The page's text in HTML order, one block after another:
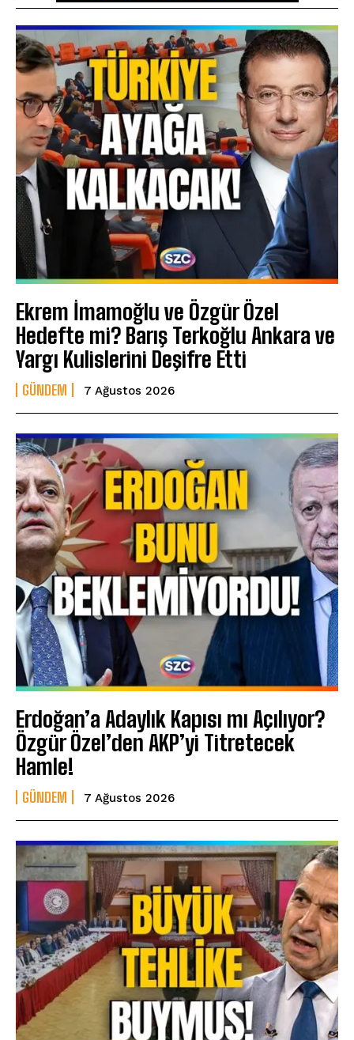
Ekrem İmamoğlu ve Özgür Özel
Hedefte mi? Barış Terkoğlu Ankara ve
Yargı Kulislerini Deşifre Etti
GÜNDEM 7 Ağustos 2026
Erdoğan’a Adaylık Kapısı mı Açılıyor?
Özgür Özel’den AKP’yi Titretecek
Hamle!
GÜNDEM 7 Ağustos 2026